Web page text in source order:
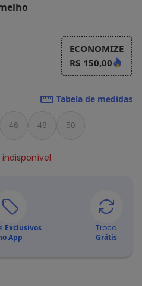
ECONOMIZE
R$ 150,00
Tabela de medidas
46 48 50
Exclusivos
App
Troca
Grátis